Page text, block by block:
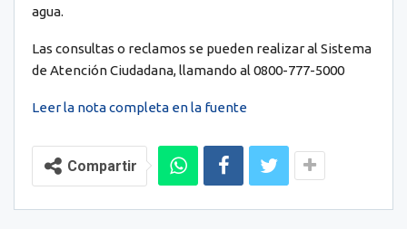
agua.
Las consultas o reclamos se pueden realizar al Sistema
de Atención Ciudadana, llamando al 0800-777-5000
Leer la nota completa en la fuente
Compartir